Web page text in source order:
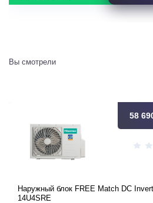
Вы смотрели
58
Наружный блок FREE Match DC
14U4SRE